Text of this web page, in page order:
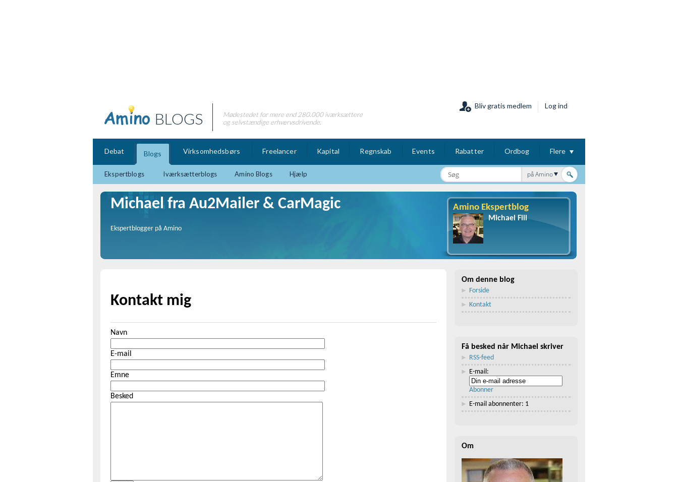
BLOGS
Mødestedet for mere end 280.000 iværksættere
og selvstændige erhvervsdrivende.
Bliv gratis medlem Log ind
Debat Blogs Virksomhedsbørs Freelancer Kapital Regnskab Events Rabatter Ordbog Flere
Ekspertblogs Iværksætterblogs Amino Blogs Hjælp på Amino
Amino Ekspertblog
Michael Fiil
Michael fra Au2Mailer & CarMagic
Ekspertblogger på Amino
Kontakt mig
Navn
E-mail
Emne
Besked
Om denne blog
Forside
Kontakt
Få besked når Michael skriver
RSS-feed
E-mail:
Abonner
E-mail abonnenter: 1
Om